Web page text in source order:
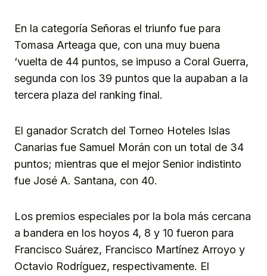
En la categoría Señoras el triunfo fue para
Tomasa Arteaga que, con una muy buena
‘vuelta de 44 puntos, se impuso a Coral Guerra,
segunda con los 39 puntos que la aupaban a la
tercera plaza del ranking final.
El ganador Scratch del Torneo Hoteles Islas
Canarias fue Samuel Morán con un total de 34
puntos; mientras que el mejor Senior indistinto
fue José A. Santana, con 40.
Los premios especiales por la bola más cercana
a bandera en los hoyos 4, 8 y 10 fueron para
Francisco Suárez, Francisco Martínez Arroyo y
Octavio Rodríguez, respectivamente. El